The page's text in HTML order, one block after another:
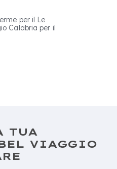
per il Le
Calabria per il
TUA
VIAGGIO